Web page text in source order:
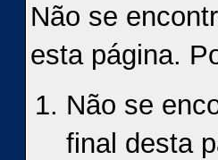
Não se
esta página.
Não se
final desta